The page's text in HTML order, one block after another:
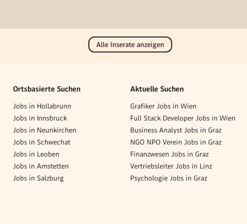
Alle Inserate anzeigen
Ortsbasierte Suchen
Jobs in Hollabrunn
Jobs in Innsbruck
Jobs in Neunkirchen
Jobs in Schwechat
Jobs in Leoben
Jobs in Amstetten
Jobs in Salzburg
Aktuelle Suchen
Grafiker Jobs in Wien
Full Stack Developer Jobs in Wien
Business Analyst Jobs in Graz
NGO NPO Verein Jobs in Graz
Finanzwesen Jobs in Graz
Vertriebsleiter Jobs in Linz
Psychologie Jobs in Graz